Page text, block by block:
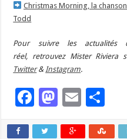
Christmas Morning, la
Todd
Pour suivre les
réel, retrouvez Mister Riviera
Twitter& Instagram.
Facebook
Email